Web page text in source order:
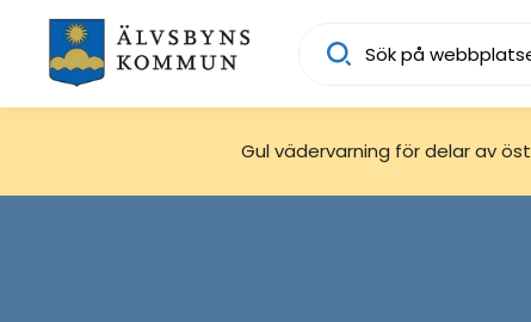
Gul vädervarning för delar av